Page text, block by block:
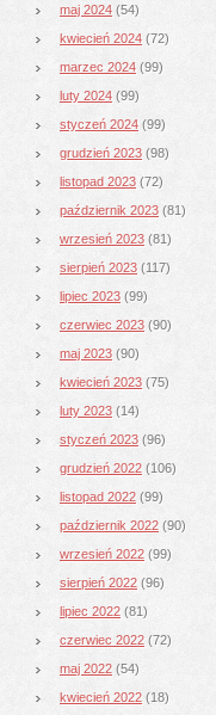
maj 2024 (54)
kwiecień 2024 (72)
marzec 2024 (99)
luty 2024 (99)
styczeń 2024 (99)
grudzień 2023 (98)
listopad 2023 (72)
październik 2023 (81)
wrzesień 2023 (81)
sierpień 2023 (117)
lipiec 2023 (99)
czerwiec 2023 (90)
maj 2023 (90)
kwiecień 2023 (75)
luty 2023 (14)
styczeń 2023 (96)
grudzień 2022 (106)
listopad 2022 (99)
październik 2022 (90)
wrzesień 2022 (99)
sierpień 2022 (96)
lipiec 2022 (81)
czerwiec 2022 (72)
maj 2022 (54)
kwiecień 2022 (18)